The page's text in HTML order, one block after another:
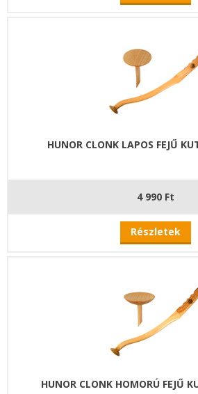
HUNOR CLONK LAPOS FEJŰ
4 990 Ft
Részletek
HUNOR CLONK HOMORÚ FEJŰ